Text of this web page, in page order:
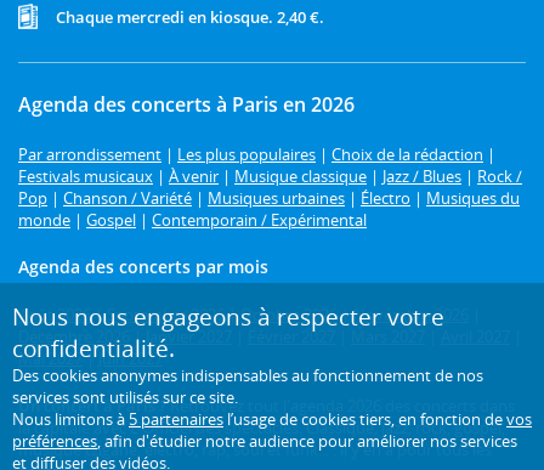
Chaque mercredi en kiosque. 2,40 €.
Agenda des concerts à Paris en 2026
Par arrondissement | Les plus populaires | Choix de la rédaction |
Festivals musicaux | À venir | Musique classique | Jazz / Blues | Rock /
Pop | Chanson / Variété | Musiques urbaines | Électro | Musiques du
monde | Gospel | Contemporain / Expérimental
Agenda des concerts par mois
Août 2026| Septembre 2026|Octobre 2026|Novembre 2026
Décembre 2026
| Janvier 2027 Février 2027
Mai 2027| Juin 2027
Un concert à Paris ?Retrouvez tout l'agenda 2026 des concerts dans
la capitale avec L'Officiel des spectacles. Classique, jazz, rock, gospel,
musique tzigane, électro, rap, soul et funk... : il y en a pour tous les
Nous nous engageons à respecter votre
confidentialité.
Des cookies anonymes indispensables au fonctionnement de nos
services sont utilisés sur ce site.
Nous limitons à 5 partenaires l’usage de cookies tiers, en fonction devos
préférences, afin d'étudier notre audience pour améliorer nos services
et diffuser des vidéos.